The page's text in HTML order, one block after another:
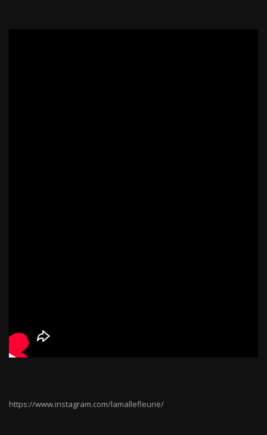
https://www.instagram.com/lamallefleurie/